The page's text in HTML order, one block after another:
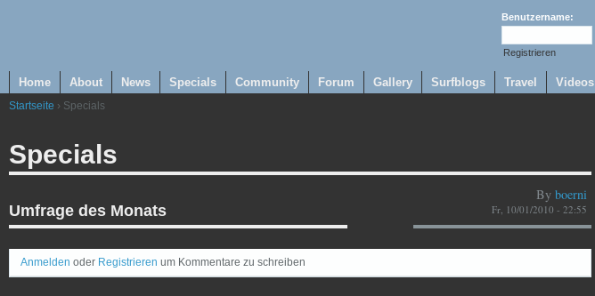
Benutzername:
Registrieren
Home About News Specials Community Forum Gallery Surfblogs Travel Videos
Startseite › Specials
Specials
Umfrage des Monats
By boerni
Fr, 10/01/2010 - 22:55
Anmelden oder Registrieren um Kommentare zu schreiben